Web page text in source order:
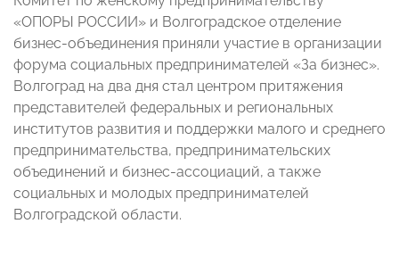
«ОПОРЫ РОССИИ» и Волгоградское отделение
бизнес-объединения приняли участие в организации
форума социальных предпринимателей «За бизнес».
Волгоград на два дня стал центром притяжения
представителей федеральных и региональных
институтов развития и поддержки малого и среднего
предпринимательства, предпринимательских
объединений и бизнес-ассоциаций, а также
социальных и молодых предпринимателей
Волгоградской области.